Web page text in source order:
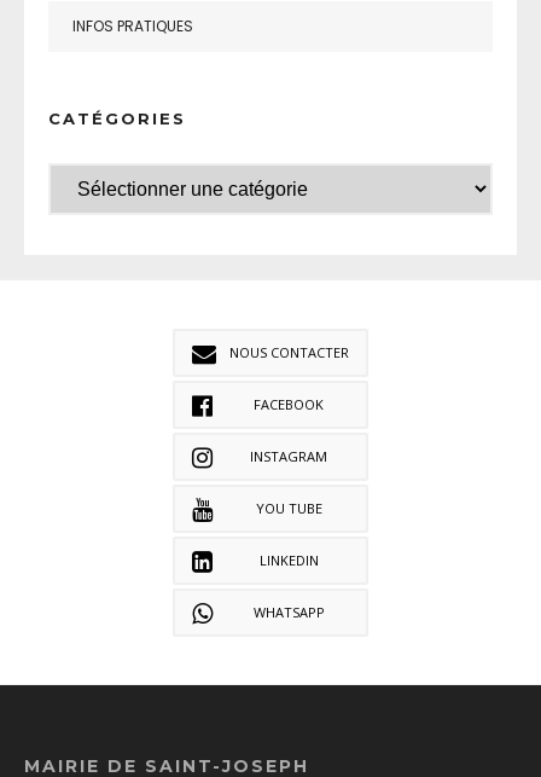
INFOS PRATIQUES
CATÉGORIES
NOUS CONTACTER
FACEBOOK
INSTAGRAM
YOU TUBE
LINKEDIN
WHATSAPP
MAIRIE DE SAINT-JOSEPH